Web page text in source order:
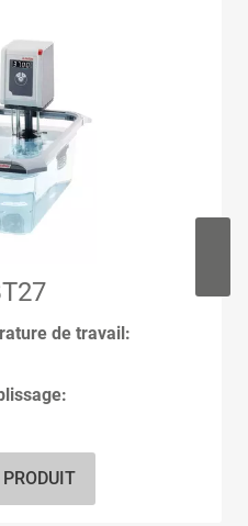
de travail: